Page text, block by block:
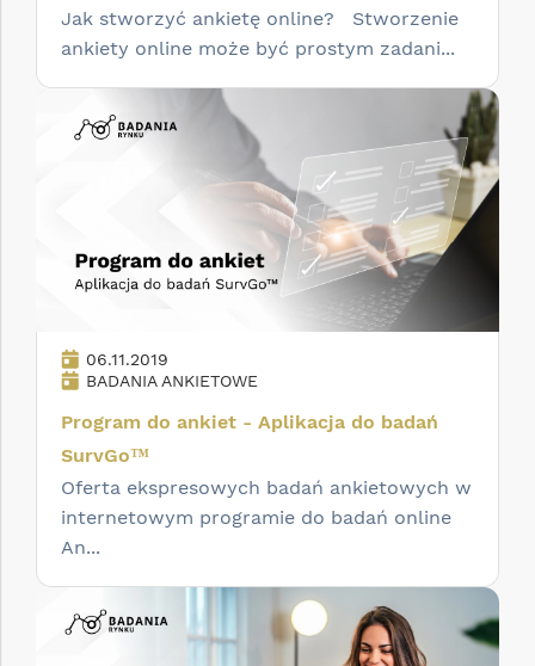
Jak stworzyć ankietę online? Stworzenie
ankiety online może być prostym zadani...
06.11.2019
BADANIA ANKIETOWE
Program do ankiet - Aplikacja do badań
SurvGo™
Oferta ekspresowych badań ankietowych w
internetowym programie do badań online
An...